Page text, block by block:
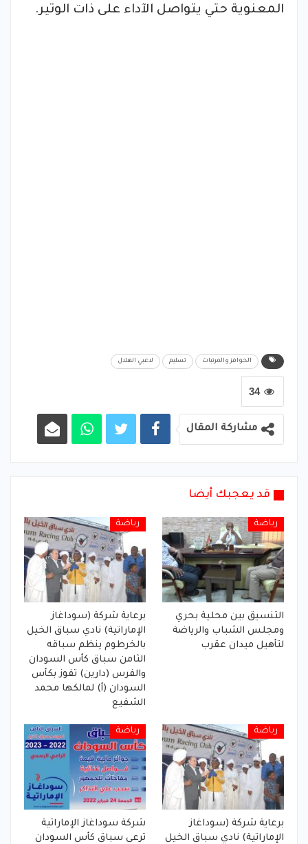
المعنوية حتي يتواصل الآداء على ذات الوتير.
الحوافز والمرتبات تسليم لاعبي الهلال
34
مشاركة المقال
قد يعجبك أيضا
رياضة
التنسيق بين محلية بحري
ومجلس الشباب والرياضة
لتأهيل ميدان عقرب
رياضة
برعاية شركة (سوداغاز
الإماراتية) نادي سباق الخيل
بالخرطوم ينظم سباقه
الثامن سباق كأس السودان
والفرس (دارين) تفوز بكأس
السودان (أ) لمالكها محمد
الشفيع
رياضة
برعاية شركة (سوداغاز
الإماراتية) نادي سباق الخيل
رياضة
شركة سوداغاز الإماراتية
ترعى سباق كأس السودان